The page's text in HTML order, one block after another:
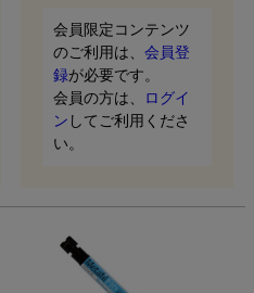
会員限定コンテンツ
のご利用は、 会員登
録が必要です。
会員の方は、
ログイ
ン してご利用くださ
い。